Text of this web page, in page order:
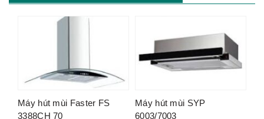
Máy hút mùi Faster FS
3388CH 70
Máy hút mùi SYP
6003/7003